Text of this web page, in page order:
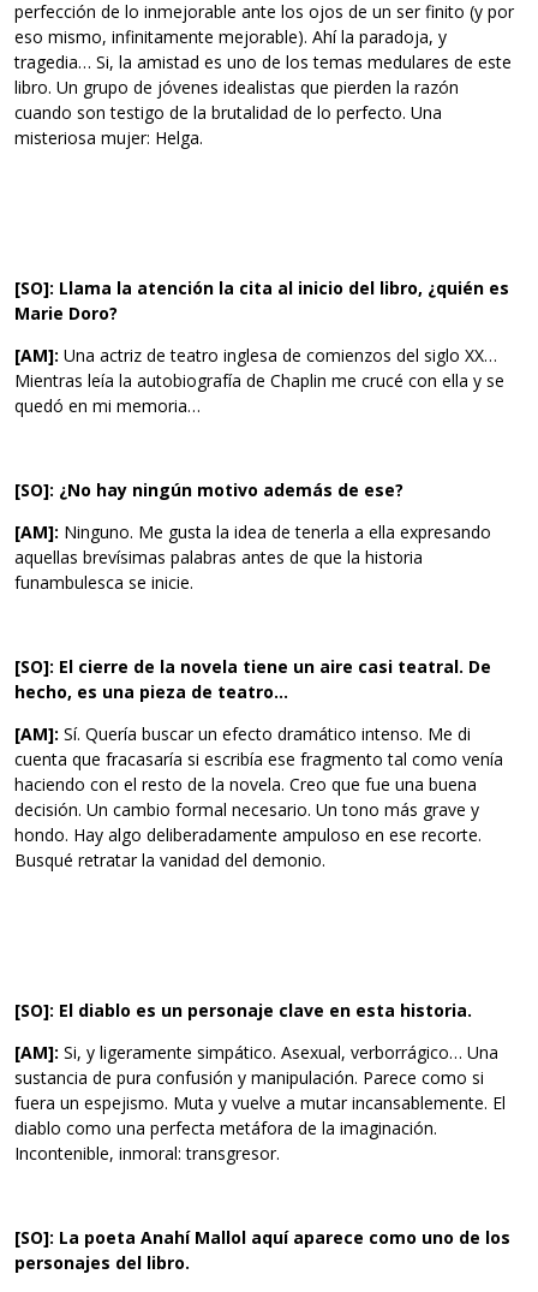
perfección de lo inmejorable ante los ojos de un ser finito (y por
eso mismo, infinitamente mejorable). Ahí la paradoja, y
tragedia… Si, la amistad es uno de los temas medulares de este
libro. Un grupo de jóvenes idealistas que pierden la razón
cuando son testigo de la brutalidad de lo perfecto. Una
misteriosa mujer: Helga.
[SO]: Llama la atención la cita al inicio del libro, ¿quién es
Marie Doro?
[AM]: Una actriz de teatro inglesa de comienzos del siglo XX…
Mientras leía la autobiografía de Chaplin me crucé con ella y se
quedó en mi memoria…
[SO]: ¿No hay ningún motivo además de ese?
[AM]: Ninguno. Me gusta la idea de tenerla a ella expresando
aquellas brevísimas palabras antes de que la historia
funambulesca se inicie.
[SO]: El cierre de la novela tiene un aire casi teatral. De
hecho, es una pieza de teatro…
[AM]: Sí. Quería buscar un efecto dramático intenso. Me di
cuenta que fracasaría si escribía ese fragmento tal como venía
haciendo con el resto de la novela. Creo que fue una buena
decisión. Un cambio formal necesario. Un tono más grave y
hondo. Hay algo deliberadamente ampuloso en ese recorte.
Busqué retratar la vanidad del demonio.
[SO]: El diablo es un personaje clave en esta historia.
[AM]: Si, y ligeramente simpático. Asexual, verborrágico… Una
sustancia de pura confusión y manipulación. Parece como si
fuera un espejismo. Muta y vuelve a mutar incansablemente. El
diablo como una perfecta metáfora de la imaginación.
Incontenible, inmoral: transgresor.
[SO]: La poeta Anahí Mallol aquí aparece como uno de los
personajes del libro.